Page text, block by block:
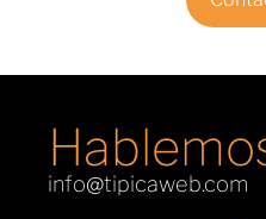
info@tipicaweb.com